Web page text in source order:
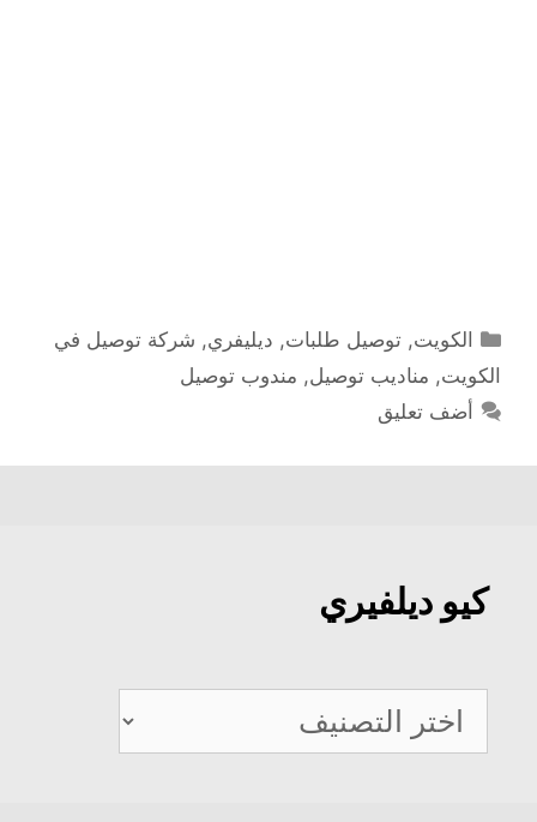
التصنيفات
الكويت,توصيل طلبات, ديليفري, شركة توصيل في
الكويت, مناديب توصيل, مندوب توصيل
أضف تعليق
كيو ديلفيري
كيو
ديلفيري